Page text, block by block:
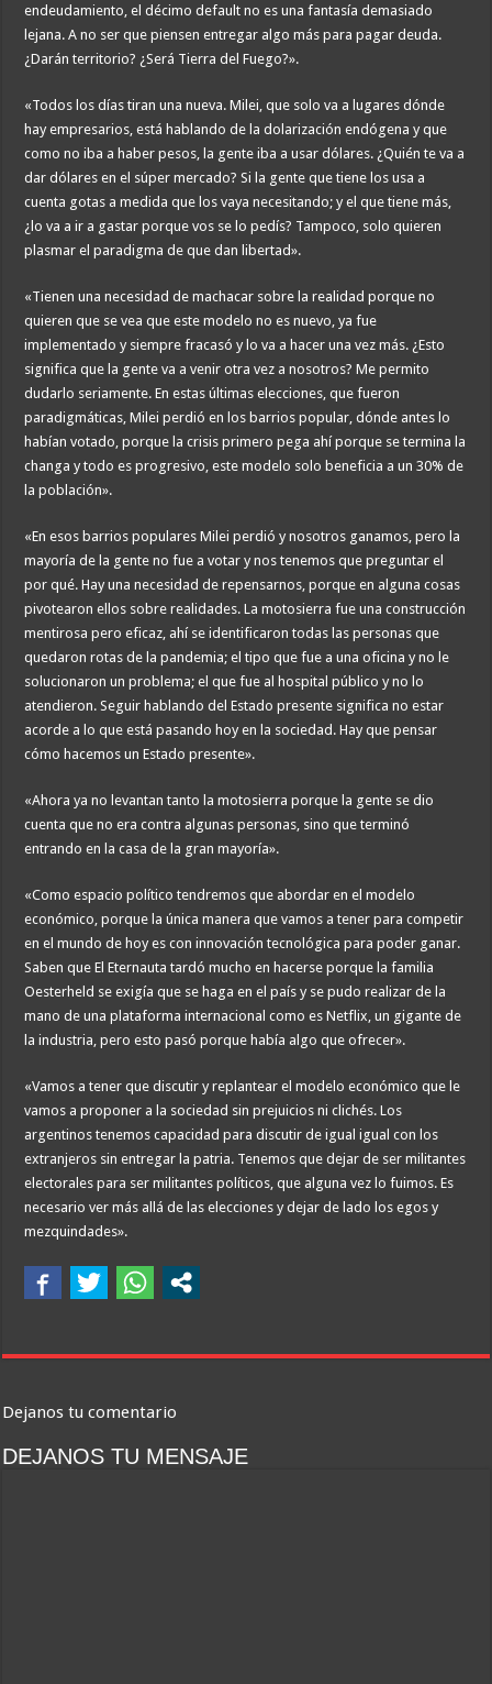
endeudamiento, el décimo default no es una fantasía demasiado
lejana. A no ser que piensen entregar algo más para pagar deuda.
¿Darán territorio? ¿Será Tierra del Fuego?».
«Todos los días tiran una nueva. Milei, que solo va a lugares dónde
hay empresarios, está hablando de la dolarización endógena y que
como no iba a haber pesos, la gente iba a usar dólares. ¿Quién te va a
dar dólares en el súper mercado? Si la gente que tiene los usa a
cuenta gotas a medida que los vaya necesitando; y el que tiene más,
¿lo va a ir a gastar porque vos se lo pedís? Tampoco, solo quieren
plasmar el paradigma de que dan libertad».
«Tienen una necesidad de machacar sobre la realidad porque no
quieren que se vea que este modelo no es nuevo, ya fue
implementado y siempre fracasó y lo va a hacer una vez más. ¿Esto
significa que la gente va a venir otra vez a nosotros? Me permito
dudarlo seriamente. En estas últimas elecciones, que fueron
paradigmáticas, Milei perdió en los barrios popular, dónde antes lo
habían votado, porque la crisis primero pega ahí porque se termina la
changa y todo es progresivo, este modelo solo beneficia a un 30% de
la población».
«En esos barrios populares Milei perdió y nosotros ganamos, pero la
mayoría de la gente no fue a votar y nos tenemos que preguntar el
por qué. Hay una necesidad de repensarnos, porque en alguna cosas
pivotearon ellos sobre realidades. La motosierra fue una construcción
mentirosa pero eficaz, ahí se identificaron todas las personas que
quedaron rotas de la pandemia; el tipo que fue a una oficina y no le
solucionaron un problema; el que fue al hospital público y no lo
atendieron. Seguir hablando del Estado presente significa no estar
acorde a lo que está pasando hoy en la sociedad. Hay que pensar
cómo hacemos un Estado presente».
«Ahora ya no levantan tanto la motosierra porque la gente se dio
cuenta que no era contra algunas personas, sino que terminó
entrando en la casa de la gran mayoría».
«Como espacio político tendremos que abordar en el modelo
económico, porque la única manera que vamos a tener para competir
en el mundo de hoy es con innovación tecnológica para poder ganar.
Saben que El Eternauta tardó mucho en hacerse porque la familia
Oesterheld se exigía que se haga en el país y se pudo realizar de la
mano de una plataforma internacional como es Netflix, un gigante de
la industria, pero esto pasó porque había algo que ofrecer».
«Vamos a tener que discutir y replantear el modelo económico que le
vamos a proponer a la sociedad sin prejuicios ni clichés. Los
argentinos tenemos capacidad para discutir de igual igual con los
extranjeros sin entregar la patria. Tenemos que dejar de ser militantes
electorales para ser militantes políticos, que alguna vez lo fuimos. Es
necesario ver más allá de las elecciones y dejar de lado los egos y
mezquindades».
Dejanos tu comentario
DEJANOS TU MENSAJE